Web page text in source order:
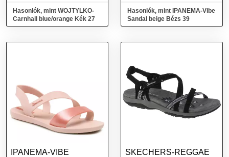
Hasonlók, mint WOJTYLKO-
Carnhall blue/orange Kék 27
Hasonlók, mint IPANEMA-Vibe
Sandal beige Bézs 39
IPANEMA-VIBE
SKECHERS-REGGAE